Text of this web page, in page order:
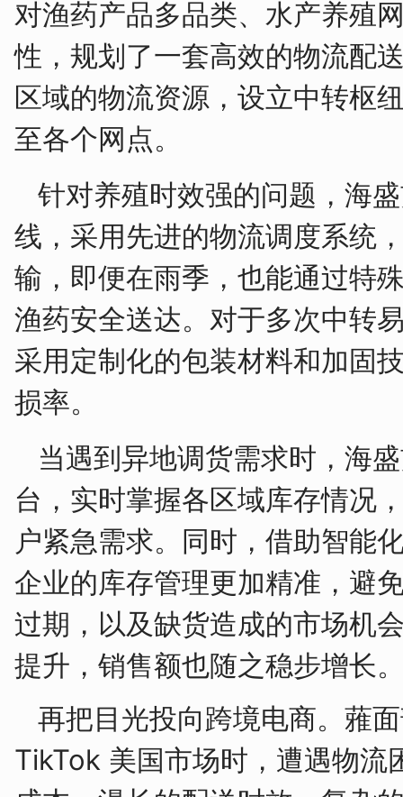
对渔药产品多品类、水产养殖
性，规划了一套高效的物流配
区域的物流资源，设立中转枢
至各个网点。
针对养殖时效强的问题，海
线，采用先进的物流调度系统
输，即便在雨季，也能通过特
渔药安全送达。对于多次中转
采用定制化的包装材料和加固
损率。
当遇到异地调货需求时，海
台，实时掌握各区域库存情况
户紧急需求。同时，借助智能
企业的库存管理更加精准，避
过期，以及缺货造成的市场机
提升，销售额也随之稳步增长
再把目光投向跨境电商。蕥
TikTok 美国市场时，遭遇物流